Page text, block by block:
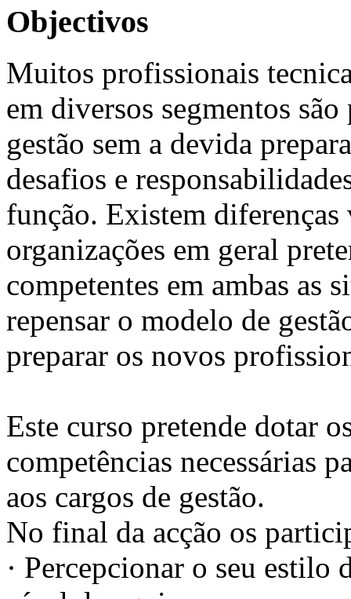
Objectivos
Muitos profissionais
em diversos segmentos
gestão sem a devida
desafios e
função. Existem
organizações em geral
competentes em ambas as
repensar o modelo de
preparar os novos
Este curso pretende dotar
competências necessárias
aos cargos de gestão.
No final da acção os
· Percepcionar o seu estilo